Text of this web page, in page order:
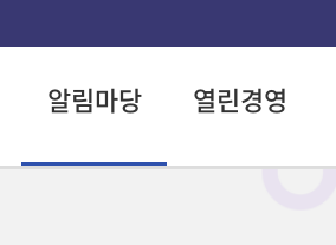
알림마당 열린경영